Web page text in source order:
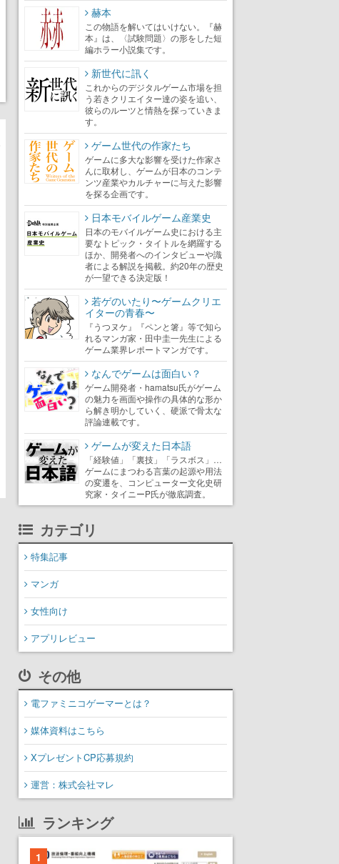
赫本
この物語を解いてはいけない。『赫
本』は、〈試験問題〉の形をした短
編ホラー小説集です。
新世代に訊く
これからのデジタルゲーム市場を担
う若きクリエイター達の姿を追い、
彼らのルーツと情熱を探っていきま
す。
ゲーム世代の作家たち
ゲームに多大な影響を受けた作家さ
んに取材し、ゲームが日本のコンテ
ンツ産業やカルチャーに与えた影響
を探る企画です。
日本モバイルゲーム産業史
日本のモバイルゲーム史における主
要なトピック・タイトルを網羅する
ほか、開発者へのインタビューや識
者による解説を掲載。約20年の歴史
が一望できる決定版！
若ゲのいたり〜ゲームクリエ
イターの青春〜
『うつヌケ』『ペンと箸』等で知ら
れるマンガ家・田中圭一先生による
ゲーム業界レポートマンガです。
なんでゲームは面白い？
ゲーム開発者・hamatsu氏がゲーム
の魅力を画面や操作の具体的な形か
ら解き明かしていく、硬派で骨太な
評論連載です。
ゲームが変えた日本語
「経験値」「裏技」「ラスボス」…
ゲームにまつわる言葉の起源や用法
の変遷を、コンピューター文化史研
究家・タイニーP氏が徹底調査。
カテゴリ
特集記事
マンガ
女性向け
アプリレビュー
その他
電ファミニコゲーマーとは？
媒体資料はこちら
XプレゼントCP応募規約
運営：株式会社マレ
ランキング
1